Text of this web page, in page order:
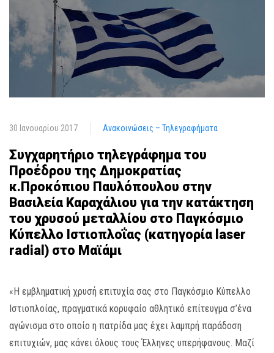
30 Ιανουαρίου 2017 Ανακοινώσεις – Τηλεγραφήματα
Συγχαρητήριο τηλεγράφημα του
Προέδρου της Δημοκρατίας
κ.Προκόπιου Παυλόπουλου στην
Βασιλεία Καραχάλιου για την κατάκτηση
του χρυσού μεταλλίου στο Παγκόσμιο
Κύπελλο Ιστιοπλοΐας (κατηγορία laser
radial) στο Μαϊάμι
«Η εμβληματική χρυσή επιτυχία σας στο Παγκόσμιο Κύπελλο
Ιστιοπλοίας, πραγματικά κορυφαίο αθλητικό επίτευγμα σ’ένα
αγώνισμα στο οποίο η πατρίδα μας έχει λαμπρή παράδοση
επιτυχιών, μας κάνει όλους τους Έλληνες υπερήφανους. Μαζί